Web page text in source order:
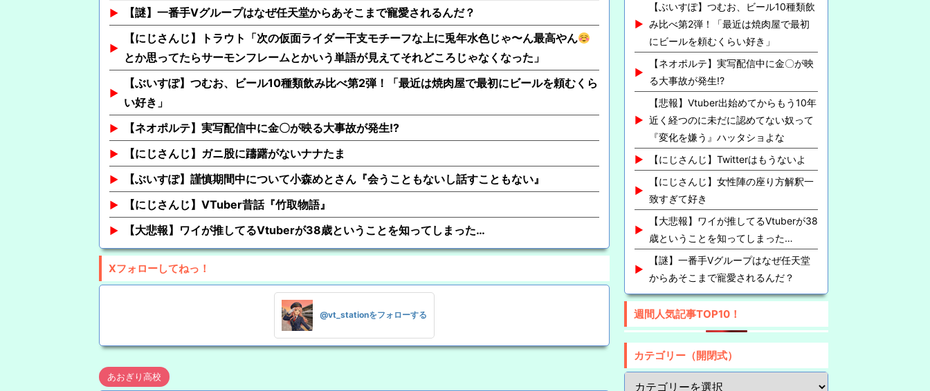
【謎】一番手Vグループはなぜ任天堂からあそこまで寵愛されるんだ？
【にじさんじ】トラウト「次の仮面ライダー干支モチーフな上に兎年水色じゃ〜ん最高やん
とか思ってたらサーモンフレームとかいう単語が見えてそれどころじゃなくなった」
【ぶいすぽ】つむお、ビール10種類飲み比べ第2弾！「最近は焼肉屋で最初にビールを頼むくら
い好き」
【ネオポルテ】実写配信中に金〇が映る大事故が発生!?
【にじさんじ】ガニ股に躊躇がないナナたま
【ぶいすぽ】謹慎期間中について小森めとさん『会うこともないし話すこともない』
【にじさんじ】VTuber昔話『竹取物語』
【大悲報】ワイが推してるVtuberが38歳ということを知ってしまった…
Xフォローしてねっ！
@vt_stationをフォローする
あおぎり高校
【ぶいすぽ】つむお、ビール10種類飲
み比べ第2弾！「最近は焼肉屋で最初
にビールを頼むくらい好き」
【ネオポルテ】実写配信中に金〇が映
る大事故が発生!?
【悲報】Vtuber出始めてからもう10年
近く経つのに未だに認めてない奴って
『変化を嫌う』ハッタショよな
【にじさんじ】Twitterはもうないよ
【にじさんじ】女性陣の座り方解釈一
致すぎて好き
【大悲報】ワイが推してるVtuberが38
歳ということを知ってしまった…
【謎】一番手Vグループはなぜ任天堂
からあそこまで寵愛されるんだ？
週間人気記事TOP10！
カテゴリー（開閉式）